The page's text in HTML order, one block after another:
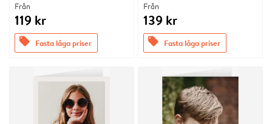
Från
119 kr
offers Fasta låga priser
Från
139 kr
offers Fasta låga priser